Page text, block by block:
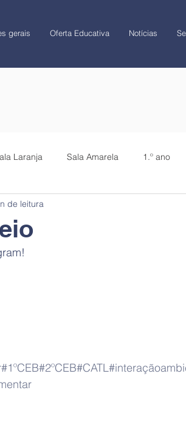
gerais Oferta Educativa Notícias
Laranja Sala Amarela 1.º ano
de leitura
#1ºCEB#2ºCEB#CATL